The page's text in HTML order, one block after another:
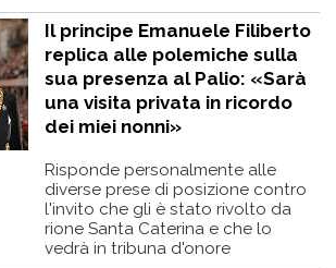
Il principe Emanuele Filiberto
replica alle polemiche sulla
sua presenza al Palio: «Sarà
una visita privata in ricordo
dei miei nonni»
Risponde personalmente alle
diverse prese di posizione contro
l'invito che gli è stato rivolto da
rione Santa Caterina e che lo
vedrà in tribuna d'onore